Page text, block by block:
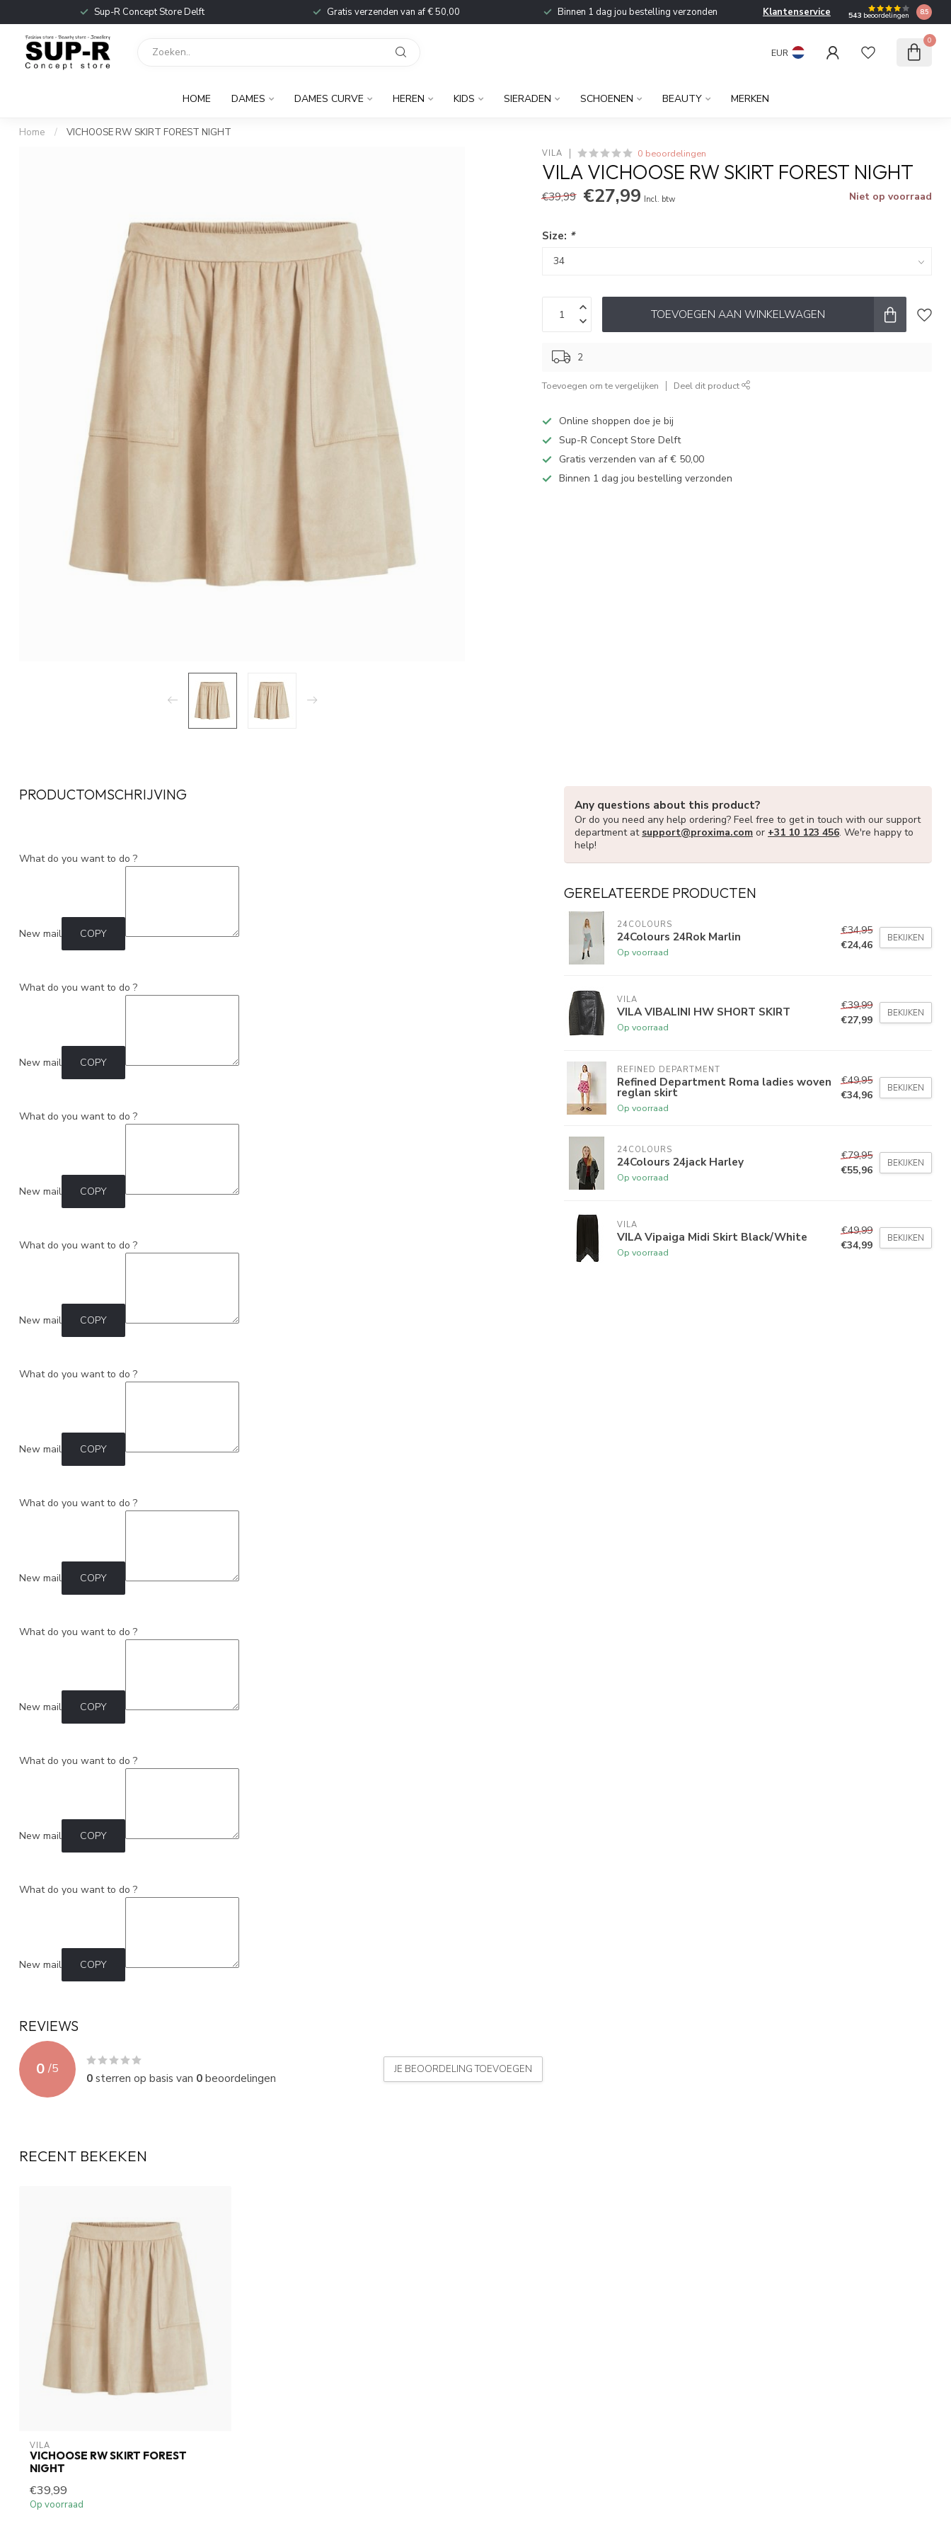
Sup-R Concept Store Delft Gratis verzenden van af € 50,00 Binnen 1 dag jou bestelling verzonden Klantenservice 543 beoordelingen 8.5
EUR
0
HOME DAMES DAMES CURVE HEREN KIDS SIERADEN SCHOENEN BEAUTY MERKEN
Home / VICHOOSE RW SKIRT FOREST NIGHT
VILA 0 beoordelingen
VILA VICHOOSE RW SKIRT FOREST NIGHT
€39,99 €27,99 Incl. btw Niet op voorraad
Size: *
TOEVOEGEN AAN WINKELWAGEN
2
Toevoegen om te vergelijken Deel dit product
Online shoppen doe je bij
Sup-R Concept Store Delft
Gratis verzenden van af € 50,00
Binnen 1 dag jou bestelling verzonden
PRODUCTOMSCHRIJVING
What do you want to do ?
New mail COPY
What do you want to do ?
New mail COPY
What do you want to do ?
New mail COPY
What do you want to do ?
New mail COPY
What do you want to do ?
New mail COPY
What do you want to do ?
New mail COPY
What do you want to do ?
New mail COPY
What do you want to do ?
New mail COPY
What do you want to do ?
New mail COPY
REVIEWS
0 /5
0sterren op basis van 0beoordelingen
JE BEOORDELING TOEVOEGEN
Any questions about this product?
Or do you need any help ordering? Feel free to get in touch with our support
department at support@proxima.com or +31 10 123 456. We're happy to
help!
GERELATEERDE PRODUCTEN
24COLOURS
24Colours 24Rok Marlin
Op voorraad
€34,95
€24,46
BEKIJKEN
VILA
VILA VIBALINI HW SHORT SKIRT
Op voorraad
€39,99
€27,99
BEKIJKEN
REFINED DEPARTMENT
Refined Department Roma ladies woven
reglan skirt
Op voorraad
€49,95
€34,96
BEKIJKEN
24COLOURS
24Colours 24jack Harley
Op voorraad
€79,95
€55,96
BEKIJKEN
VILA
VILA Vipaiga Midi Skirt Black/White
Op voorraad
€49,99
€34,99
BEKIJKEN
RECENT BEKEKEN
VILA
VICHOOSE RW SKIRT FOREST
NIGHT
€39,99
Op voorraad